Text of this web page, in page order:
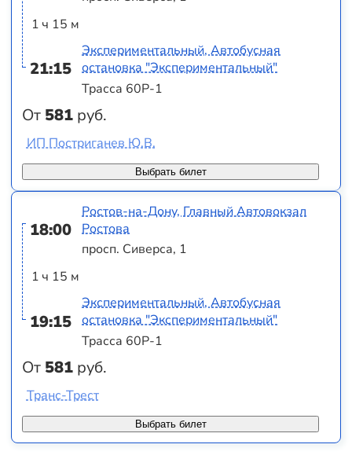
1 ч 15 м
21:15
От 581 руб.
Экспериментальный, Автобусная
остановка "Экспериментальный"
Трасса 60Р-1
Выбрать билет
ИП Постриганев Ю.В.
18:00
1 ч 15 м
19:15
От 581 руб.
Ростов-на-Дону, Главный Автовокзал
Ростова
просп. Сиверса, 1
Экспериментальный, Автобусная
остановка "Экспериментальный"
Трасса 60Р-1
Выбрать билет
Транс-Трест